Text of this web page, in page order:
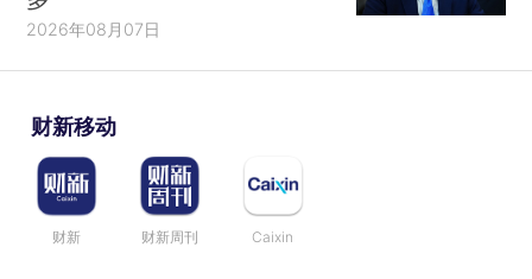
2026年08月07日
财新移动
财新 财新周刊 Caixin